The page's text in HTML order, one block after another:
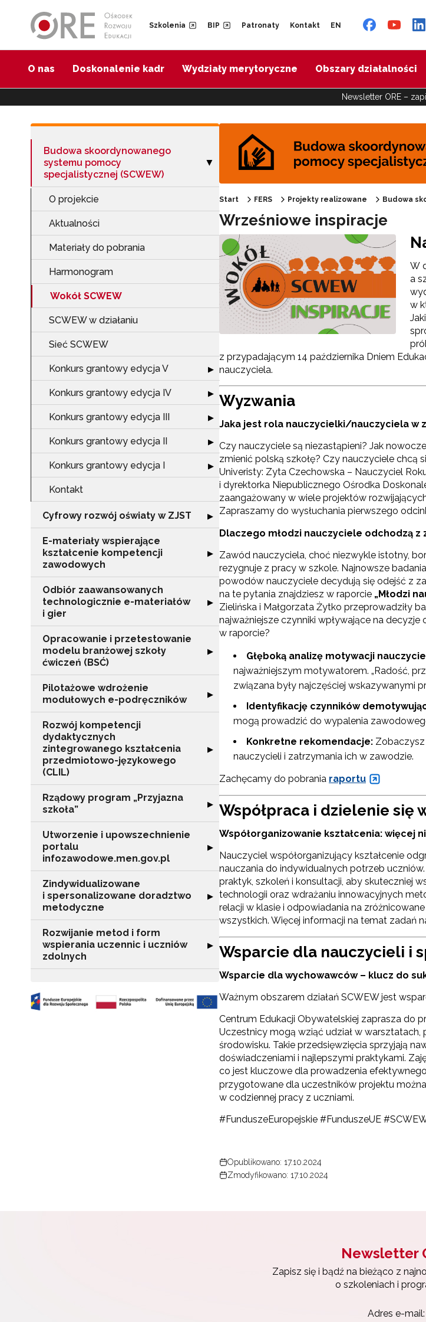
Szkolenia BIP Patronaty Kontakt EN
O nas Doskonalenie kadr Wydziały merytoryczne Obszary działalności
Newsletter ORE –
Budowa skoordynowanego
systemu pomocy
specjalistycznej (SCWEW)
Zwiń sekcję "Budowa skoordynowanego systemu pomocy
▶
O projekcie
Aktualności
Materiały do pobrania
Harmonogram
Wokół SCWEW
SCWEW w działaniu
Sieć SCWEW
Konkurs grantowy edycja V Rozwiń sekcję "Konkurs grantowy edycja V"
▶
Konkurs grantowy edycja IV Rozwiń sekcję "Konkurs grantowy edycja IV"
▶
Konkurs grantowy edycja III Rozwiń sekcję "Konkurs grantowy edycja III"
▶
Konkurs grantowy edycja II Rozwiń sekcję "Konkurs grantowy edycja II"
▶
Konkurs grantowy edycja I Rozwiń sekcję "Konkurs grantowy edycja I"
▶
Kontakt
Cyfrowy rozwój oświaty w ZJST Rozwiń sekcję "Cyfrowy rozwój oświaty w ZJST"
▶
E-materiały wspierające
kształcenie kompetencji
zawodowych
Rozwiń sekcję "E-materiały wspierające kształcenie
▶
Odbiór zaawansowanych
technologicznie e-materiałów
i gier
Rozwiń sekcję "Odbiór zaawansowanych technologicznie e-
▶
Opracowanie i przetestowanie
modelu branżowej szkoły
ćwiczeń (BSĆ)
Rozwiń sekcję "Opracowanie i przetestowanie modelu
▶
Pilotażowe wdrożenie
modułowych e-podręczników
Rozwiń sekcję "Pilotażowe wdrożenie modułowych e-
▶
Rozwój kompetencji
dydaktycznych
zintegrowanego kształcenia
przedmiotowo-językowego
(CLIL)
Rozwiń sekcję "Rozwój kompetencji dydaktycznych
▶
Rządowy program „Przyjazna
szkoła”
Rozwiń sekcję "Rządowy program „Przyjazna szkoła”"
▶
Utworzenie i upowszechnienie
portalu
infozawodowe.men.gov.pl
Rozwiń sekcję "Utworzenie i upowszechnienie portalu
▶
Zindywidualizowane
i spersonalizowane doradztwo
metodyczne
Rozwiń sekcję "Zindywidualizowane i spersonalizowane
▶
Rozwijanie metod i form
wspierania uczennic i uczniów
zdolnych
Rozwiń sekcję "Rozwijanie metod i form wspierania uczennic
▶
Start FERS Projekty realizowane Budowa
Wrześniowe inspiracje
W
a
w
z przypadającym 14 października Dniem
nauczyciela.
Wyzwania
Jaka jest rola nauczycielki/nauczyciela w
Czy nauczyciele są niezastąpieni? Jak
zmienić polską szkołę? Czy nauczyciele chcą
Univeristy: Zyta Czechowska – Nauczyciel
i dyrektorka Niepublicznego Ośrodka
zaangażowany w wiele projektów
Zapraszamy do wysłuchania pierwszego
Dlaczego młodzi nauczyciele odchodzą z
Zawód nauczyciela, choć niezwykle istotny,
rezygnuje z pracy w szkole. Najnowsze
powodów nauczyciele decydują się odejść z
na te pytania znajdziesz w raporcie „Młodzi
Zielińska i Małgorzata Żytko przeprowadziły
najważniejsze czynniki wpływające na
w raporcie?
Głęboką analizę motywacji
najważniejszym motywatorem. „Radość,
związana były najczęściej wskazywanymi
Identyfikację czynników
mogą prowadzić do wypalenia
Konkretne rekomendacje:
nauczycieli i zatrzymania ich w zawodzie.
Zachęcamy do pobrania raportu
Współpraca i dzielenie się
Współorganizowanie kształcenia: więcej
Nauczyciel współorganizujący kształcenie
nauczania do indywidualnych potrzeb
praktyk, szkoleń i konsultacji, aby skuteczniej
technologii oraz wdrażaniu innowacyjnych
relacji w klasie i odpowiadania na
wszystkich. Więcej informacji na temat zadań
Wsparcie dla nauczycieli i
Wsparcie dla wychowawców – klucz do
Ważnym obszarem działań SCWEW jest
Centrum Edukacji Obywatelskiej zaprasza do
Uczestnicy mogą wziąć udział w
środowisku. Takie przedsięwzięcia sprzyjają
doświadczeniami i najlepszymi praktykami.
co jest kluczowe dla prowadzenia
przygotowane dla uczestników projektu
w codziennej pracy z uczniami.
#FunduszeEuropejskie #FunduszeUE
Opublikowano: 17.10.2024
Zmodyfikowano: 17.10.2024
Newsletter
Zapisz się i bądź na bieżąco z
o szkoleniach i
Adres e-mail:
Newsletter ORE
Zapisz się i bądź na bieżąco z
o szkoleniach i programach.
Adres e-mail:
Wyrażam zgodę na przetwarzanie moich
celach marketingowych.
Zapisuję się